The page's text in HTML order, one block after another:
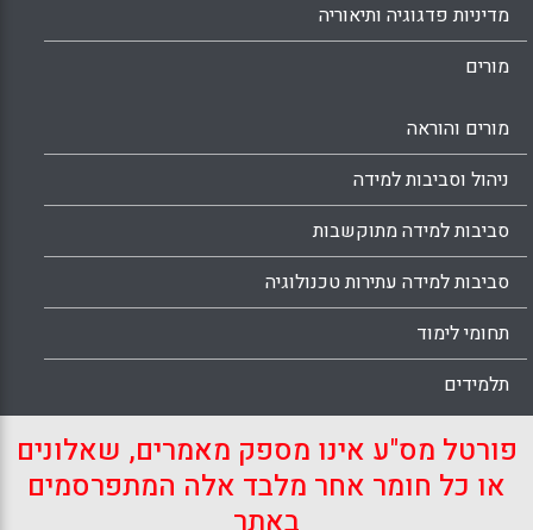
מדיניות פדגוגיה ותיאוריה
מורים
מורים והוראה
ניהול וסביבות למידה
סביבות למידה מתוקשבות
סביבות למידה עתירות טכנולוגיה
תחומי לימוד
תלמידים
פורטל מס"ע אינו מספק מאמרים, שאלונים
או כל חומר אחר מלבד אלה המתפרסמים